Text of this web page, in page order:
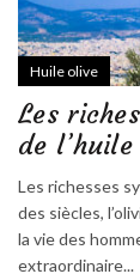
Huile olive
Les
de
Les richesses
des siècles,
la vie des
extraordinaire...